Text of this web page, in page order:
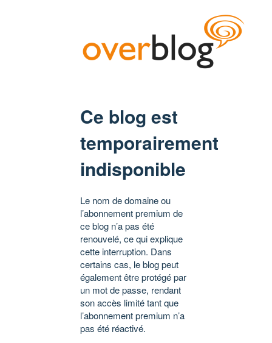
Ce blog est
temporairement
indisponible
Le nom de domaine ou
l’abonnement premium de
ce blog n’a pas été
renouvelé, ce qui explique
cette interruption. Dans
certains cas, le blog peut
également être protégé par
un mot de passe, rendant
son accès limité tant que
l’abonnement premium n’a
pas été réactivé.